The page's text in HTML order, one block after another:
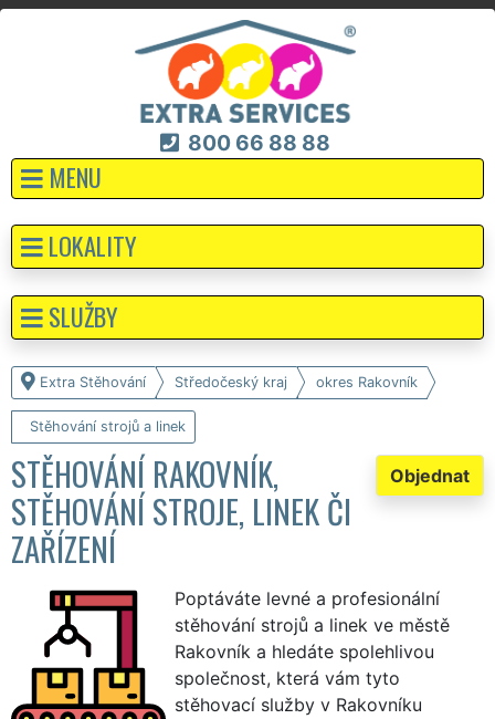
800 66 88 88
MENU
Extra Stěhování Středočeský kraj okres Rakovník
Stěhování strojů a linek
Objednat
STĚHOVÁNÍ RAKOVNÍK,
STĚHOVÁNÍ STROJE, LINEK ČI
ZAŘÍZENÍ
Poptáváte levné a profesionální
stěhování strojů a linek ve městě
Rakovník a hledáte spolehlivou
společnost, která vám tyto
stěhovací služby v Rakovníku
LOKALITY
SLUŽBY